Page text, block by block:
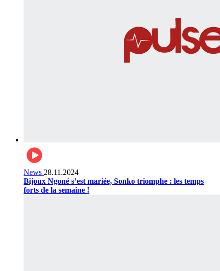
News 28.11.2024
Bijoux Ngoné s’est mariée, Sonko triomphe : les temps
forts de la semaine !